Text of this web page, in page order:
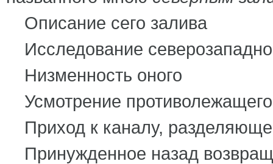
Описание сего залива
Исследование
Низменность оного
Усмотрение
Приход к каналу,
Принужденное назад